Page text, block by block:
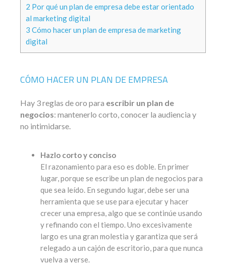
2 Por qué un plan de empresa debe estar orientado
al marketing digital
3 Cómo hacer un plan de empresa de marketing
digital
CÓMO HACER UN PLAN DE EMPRESA
Hay 3 reglas de oro para escribir un plan de
negocios: mantenerlo corto, conocer la audiencia y
no intimidarse.
Hazlo corto y conciso
El razonamiento para eso es doble. En primer
lugar, porque se escribe un plan de negocios para
que sea leído. En segundo lugar, debe ser una
herramienta que se use para ejecutar y hacer
crecer una empresa, algo que se continúe usando
y refinando con el tiempo. Uno excesivamente
largo es una gran molestia y garantiza que será
relegado a un cajón de escritorio, para que nunca
vuelva a verse.